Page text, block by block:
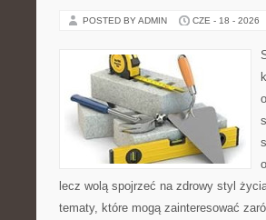
POSTED BY ADMIN CZE - 18 - 2026
lecz wolą spojrzeć na zdrowy styl
tematy, które mogą zainteresować